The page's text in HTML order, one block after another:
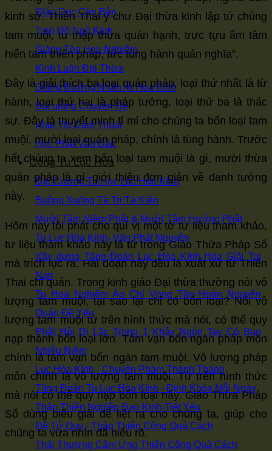
Giáo Dục Căn Bản
Tịnh Độ Ngũ Kinh
Giảng Tòa Hoa Nghiêm
Kinh Luận Đại Thừa
Giảng Đường Nhân Ái Hòa Bình
Bài giảng Chuyên Đề
Khai Thị Đàm Thoại
Học Phật Vấn Đáp
Cộng Tu Lục Hòa
Đại Cương Tu Học Lục Hòa Kính
Buông Xuống Tà Tri Tà Kiến
Mười Tâm Niệm Phật & Mười Tâm Hướng Phật
Tu Lục Hòa Kính- Văn Phát Nguyện
Xây dựng Tăng Đoàn Lục Hòa Kính Hóa Giải Tai
Nạn
Tu Hoa Nghiêm Áo Chỉ Vọng Tận Hoàn Nguyên
Quán Đề Yếu
Phật Hỏi Di Lặc Trong 1 Khảy Ngón Tay Có Bao
Nhiêu Niệm
Lục Hòa Kính - Chuyển Phàm Thành Thánh
Tăng Đoàn Tu Lục Hòa Kính - Định Khóa Mỗi Ngày
Thập Thiện Nghiệp Đạo Kinh Tiết Yếu
Đệ Tử Quy - Thập Thiện Công Quá Cách
Thái Thượng Cảm Ứng Thiên Công Quá Cách
kinh sớ. Thiên Thai y chư Đại thừa kinh lập tứ chủng
tam muội, tu thập thừa quán hạnh, trực tựu ấm tâm
hiển tam thiên pháp, tức tùng hành quán nghĩa”.
Đây là giải thích ba loại quán pháp, loại thứ nhất là từ
hành, loại thứ hai là pháp tướng, loại thứ ba là thác
sự. Đây là thuyết minh tỉ mỉ cho chúng ta bốn loại tam
muội, mười loại quán pháp, chính là tùng hành. Trước
hết chúng ta xem bốn loại tam muội là gì, mười thừa
quán pháp là gì, giới thiệu đơn giản về danh tướng
này.
Hôm nay tôi phát cho quí vị một tờ tư liệu tham khảo,
tư liệu tham khảo này là từ trong Giáo Thừa Pháp Số
mà trích lục ra. Hai đoạn này đều là xuất xứ từ Thiên
Thai chỉ quán. Trong kinh giáo Đại thừa thường nói vô
lượng tam muội, tại sao lại chỉ có bốn loại? Nói vô
lượng tam muội từ trên hình thức mà nói, có thể quy
nạp thành bốn loại lớn. Tám vạn bốn ngàn pháp môn
chính là tám vạn bốn ngàn tam muội. Vô lượng pháp
môn chính là vô lượng tam muội. Từ trên hình thức
mà nói có thể quy nạp bốn loại này. Giáo Thừa Pháp
Số dùng biểu giải để liệt ra cho chúng ta, giúp cho
chúng ta vừa nhìn đã hiểu rõ.